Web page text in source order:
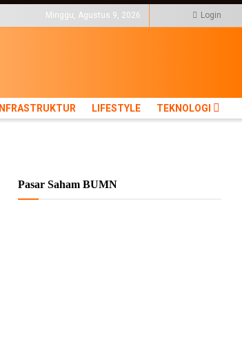
Minggu, Agustus 9, 2026 Login
INFRASTRUKTUR LIFESTYLE TEKNOLOGI
Pasar Saham BUMN